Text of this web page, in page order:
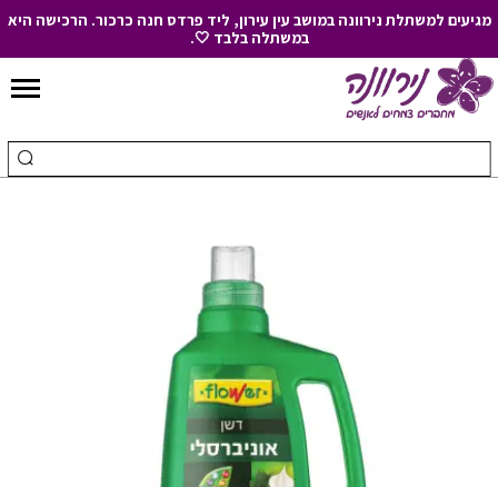
to
מגיעים למשתלת נירוונה במושב עין עירון, ליד פרדס חנה כרכור. הרכישה היא
במשתלה בלבד 🤍.